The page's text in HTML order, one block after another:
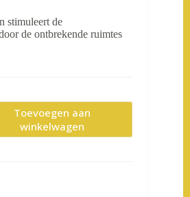
stimuleert de
de ontbrekende ruimtes
Toevoegen aan
winkelwagen